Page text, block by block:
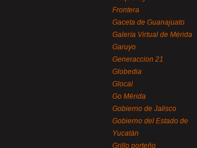
Frontera
Gaceta de Guanajuato
Galería Virtual de Mérida
Garuyo
Generaccion 21
Globedia
Glocal
Go Mérida
Gobierno de Jalisco
Gobierno del Estado de
Yucatán
Grillo porteño